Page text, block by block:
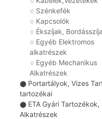
♢ Szénkefék
♢ Kapcsolók
♢ Ékszíjak,
♢ Egyéb Elektromos
alkatrészek
♢ Egyéb Mechanikus
Alkatrészek
⚫ Portartályok, Vizes
tartozékai
⚫ ETA Gyári Tartozékok,
Alkatrészek